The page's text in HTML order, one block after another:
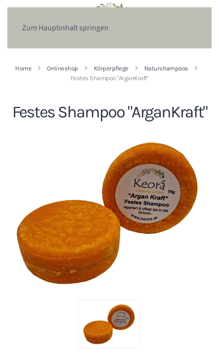
Zum Hauptinhalt springen
Home Onlineshop Körperpflege
Naturshampoos
Festes Shampoo "ArganKraft"
Festes Shampoo "ArganKraft"